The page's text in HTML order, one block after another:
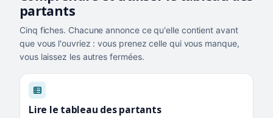
partants
Cinq fiches. Chacune annonce ce qu'elle contient avant
que vous l'ouvriez : vous prenez celle qui vous manque,
vous laissez les autres fermées.
Lire le tableau des partants